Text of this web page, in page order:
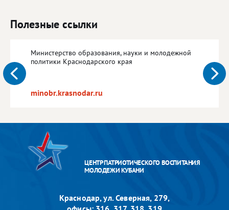
Полезные ссылки
Министерство образования, науки и молодежной
политики Краснодарского края
minobr.krasnodar.ru
ЦЕНТР ПАТРИОТИЧЕСКОГО ВОСПИТАНИЯ
МОЛОДЕЖИ КУБАНИ
Краснодар, ул. Северная, 279,